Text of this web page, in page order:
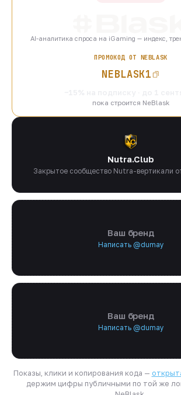
AI-аналитика спроса на iGaming — индекс,
ПРОМОКОД ОТ NEBLASK
NEBLASK1
пока строится NeBlask
Nutra.Club
Закрытое сообщество Nutra-вертикали
Ваш бренд
Написать @dumay
Ваш бренд
Написать @dumay
Показы, клики и копирования кода —
держим цифры публичными по той же